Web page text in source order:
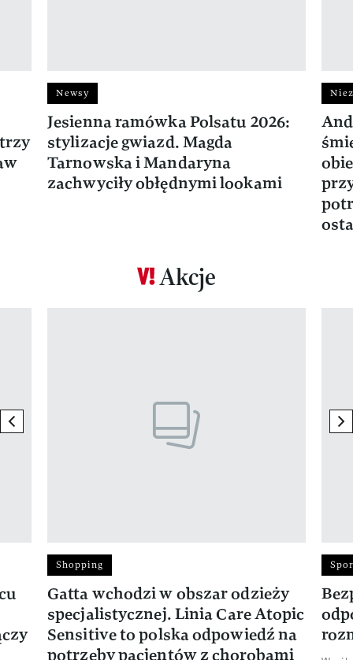
Newsy
Jesienna ramówka Polsatu 2026:
stylizacje gwiazd. Magda
Tarnowska i Mandaryna
zachwyciły obłędnymi lookami
Akcje
previous element
Shopping
Gatta wchodzi w obszar odzieży
specjalistycznej. Linia Care Atopic
Sensitive to polska odpowiedź na
potrzeby pacjentów z chorobami